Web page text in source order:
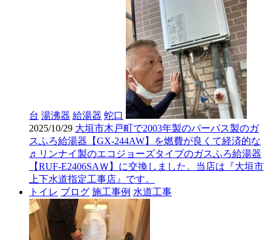
台 湯沸器 給湯器 蛇口
2025/10/29 大垣市木戸町で2003年製のパーパス製のガ
スふろ給湯器【GX-244AW】を燃費が良くて経済的な
♬リンナイ製のエコジョーズタイプのガスふろ給湯器
【RUF-E2406SAＷ】に交換しました。当店は『大垣市
上下水道指定工事店』です。
トイレ ブログ 施工事例 水道工事